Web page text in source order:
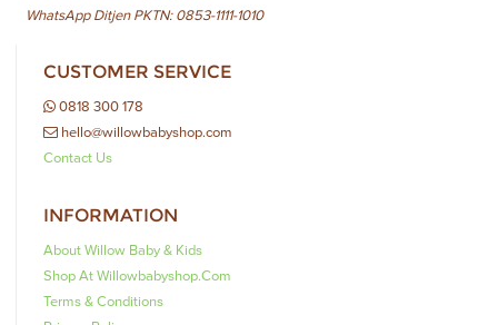
WhatsApp Ditjen PKTN: 0853-1111-1010
CUSTOMER SERVICE
0818 300 178
hello@willowbabyshop.com
Contact Us
INFORMATION
About Willow Baby & Kids
Shop At Willowbabyshop.com
Terms & Conditions